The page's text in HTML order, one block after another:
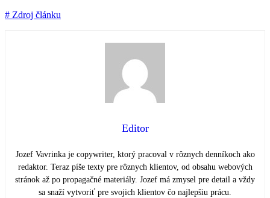
# Zdroj článku
Editor
Jozef Vavrinka je copywriter, ktorý pracoval v rôznych denníkoch ako
redaktor. Teraz píše texty pre rôznych klientov, od obsahu webových
stránok až po propagačné materiály. Jozef má zmysel pre detail a vždy
sa snaží vytvoriť pre svojich klientov čo najlepšiu prácu.